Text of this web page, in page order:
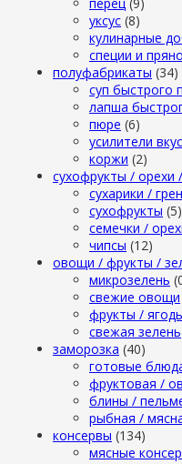
уксус (8)
кулинарные
специи и
полуфабрикаты (34)
суп быстрого
лапша
пюре (6)
усилители
коржи (2)
сухофрукты / орехи
сухарики /
сухофрукты (5)
семечки /
чипсы (12)
овощи / фрукты /
микрозелень
свежие овощи
фрукты /
свежая зелень
заморозка (40)
готовые
фруктовая /
блины /
рыбная /
консервы (134)
мясные